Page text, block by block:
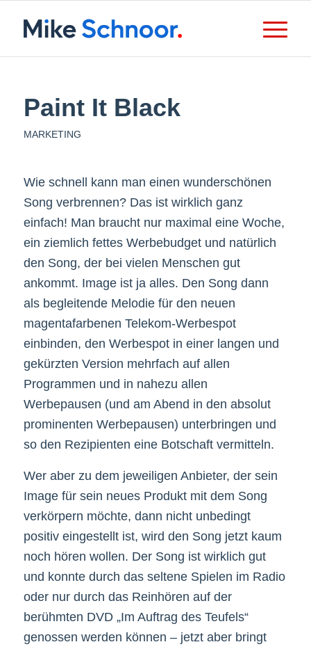
Paint It Black
MARKETING
Wie schnell kann man einen wunderschönen
Song verbrennen? Das ist wirklich ganz
einfach! Man braucht nur maximal eine Woche,
ein ziemlich fettes Werbebudget und natürlich
den Song, der bei vielen Menschen gut
ankommt. Image ist ja alles. Den Song dann
als begleitende Melodie für den neuen
magentafarbenen Telekom-Werbespot
einbinden, den Werbespot in einer langen und
gekürzten Version mehrfach auf allen
Programmen und in nahezu allen
Werbepausen (und am Abend in den absolut
prominenten Werbepausen) unterbringen und
so den Rezipienten eine Botschaft vermitteln.
Wer aber zu dem jeweiligen Anbieter, der sein
Image für sein neues Produkt mit dem Song
verkörpern möchte, dann nicht unbedingt
positiv eingestellt ist, wird den Song jetzt kaum
noch hören wollen. Der Song ist wirklich gut
und konnte durch das seltene Spielen im Radio
oder nur durch das Reinhören auf der
berühmten DVD „Im Auftrag des Teufels“
genossen werden können – jetzt aber bringt